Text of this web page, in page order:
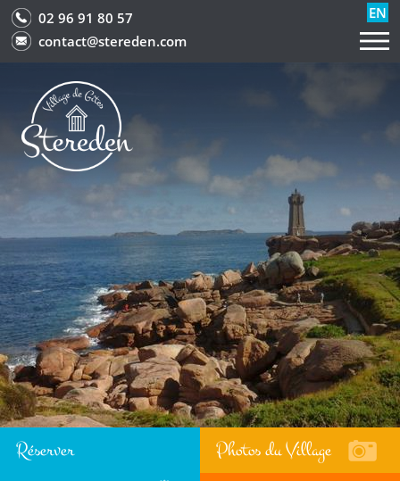
02 96 91 80 57
contact@stereden.com
EN
Réserver
Photos du Village